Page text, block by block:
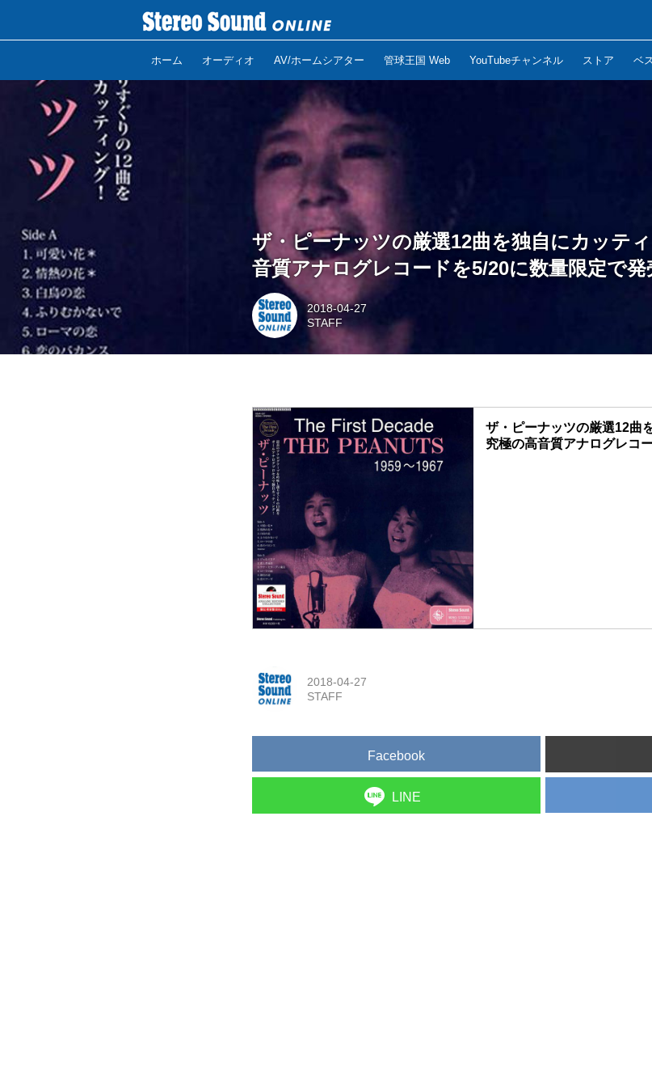
ホーム オーディオ AV/ホームシアター 管球王国 Web YouTubeチャンネル ストア ベ
ザ・ピーナッツの厳選12曲を独自にカッテ
音質アナログレコードを5/20に数量限定で発
2018-04-27
STAFF
ザ・ピーナッツの厳選12曲
究極の高音質アナログレコ
2018-04-27
STAFF
Facebook
LINE